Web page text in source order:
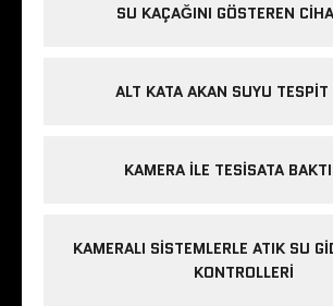
SU KAÇAĞINI GÖSTEREN
ALT KATA AKAN SUYU TESPIT
KAMERA ILE TESISATA
KAMERALI SISTEMLERLE ATIK SU
KONTROLLERI